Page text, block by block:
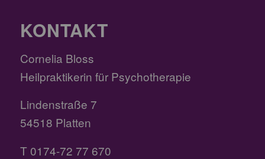
KONTAKT
Cornelia Bloss
Heilpraktikerin für Psychotherapie
Lindenstraße 7
54518 Platten
T 0174-72 77 670